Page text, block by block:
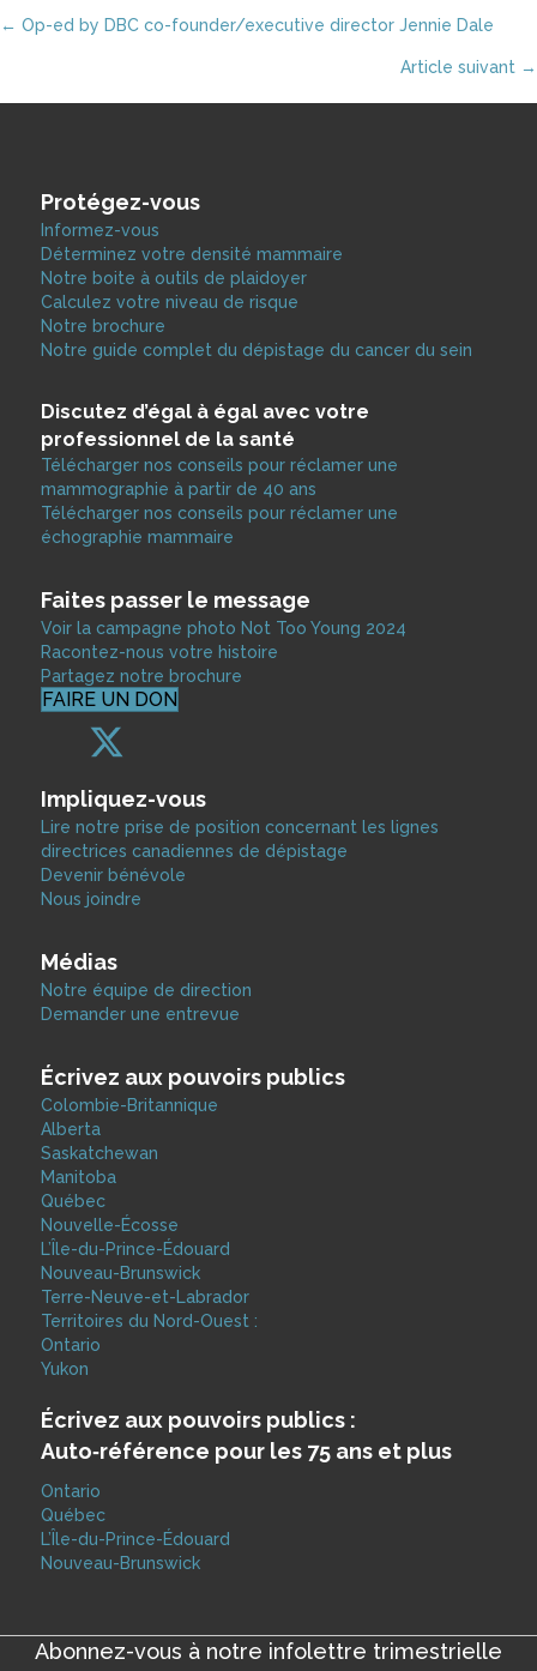
Posts
← Op-ed by DBC co-founder/executive director Jennie Dale
Article suivant →
Protégez-vous
Informez-vous
Déterminez votre densité mammaire
Notre boite à outils de plaidoyer
Calculez votre niveau de risque
Notre brochure
Notre guide complet du dépistage du cancer du sein
Discutez d’égal à égal avec votre
professionnel de la santé
Télécharger nos conseils pour réclamer une
mammographie à partir de 40 ans
Télécharger nos conseils pour réclamer une
échographie mammaire
Faites passer le message
Voir la campagne photo Not Too Young 2024
Racontez-nous votre histoire
Partagez notre brochure
FAIRE UN DON
Impliquez-vous
Lire notre prise de position concernant les lignes
directrices canadiennes de dépistage
Devenir bénévole
Nous joindre
Médias
Notre équipe de direction
Demander une entrevue
Écrivez aux pouvoirs publics
Colombie-Britannique
Alberta
Saskatchewan
Manitoba
Québec
Nouvelle-Écosse
L’Île-du-Prince-Édouard
Nouveau-Brunswick
Terre-Neuve-et-Labrador
Territoires du Nord-Ouest :
Ontario
Yukon
Écrivez aux pouvoirs publics :
Auto‑référence pour les 75 ans et plus
Ontario
Québec
L’Île-du-Prince-Édouard
Nouveau-Brunswick
Abonnez-vous à notre infolettre trimestrielle